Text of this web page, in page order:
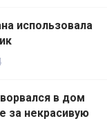
использовала
в дом
за некрасивую